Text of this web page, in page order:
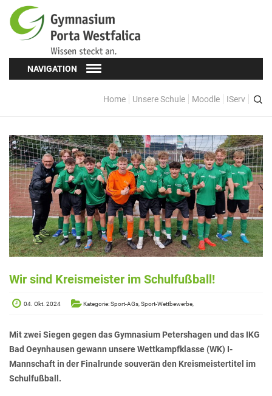
NAVIGATION
Home Unsere Schule Moodle IServ
Schülervertretung (SV)
Oberstufe
Formulare
Kopf hoch! – Beratung für Schüler*innen
Schulsozialarbeit
Eltern
Elterninformationen
Mitwirkung am Schulleben
Kopf hoch! – Beratung für Eltern
Lehrer*innen
Wir sind Kreismeister im Schulfußball!
04. Okt. 2024 Kategorie: Sport-AGs, Sport-Wettbewerbe,
Mit zwei Siegen gegen das Gymnasium Petershagen und das IKG
Bad Oeynhausen gewann unsere Wettkampfklasse (WK) I-
Mannschaft in der Finalrunde souverän den Kreismeistertitel im
Schulfußball.